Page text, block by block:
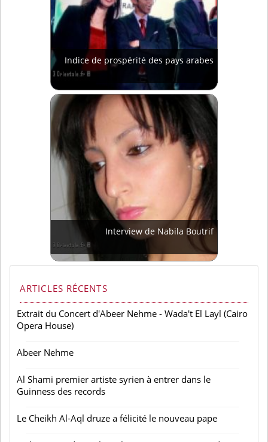
Indice de prospérité des pays arabes
Interview de Nabila Boutrif
ARTICLES RÉCENTS
Extrait du Concert d'Abeer Nehme - Wada't El Layl (Cairo
Opera House)
Abeer Nehme
Al Shami premier artiste syrien à entrer dans le
Guinness des records
Le Cheikh Al-Aql druze a félicité le nouveau pape